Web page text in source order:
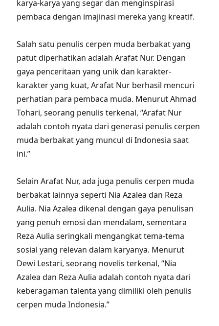
karya-karya yang segar dan menginspirasi
pembaca dengan imajinasi mereka yang kreatif.
Salah satu penulis cerpen muda berbakat yang
patut diperhatikan adalah Arafat Nur. Dengan
gaya penceritaan yang unik dan karakter-
karakter yang kuat, Arafat Nur berhasil mencuri
perhatian para pembaca muda. Menurut Ahmad
Tohari, seorang penulis terkenal, “Arafat Nur
adalah contoh nyata dari generasi penulis cerpen
muda berbakat yang muncul di Indonesia saat
ini.”
Selain Arafat Nur, ada juga penulis cerpen muda
berbakat lainnya seperti Nia Azalea dan Reza
Aulia. Nia Azalea dikenal dengan gaya penulisan
yang penuh emosi dan mendalam, sementara
Reza Aulia seringkali mengangkat tema-tema
sosial yang relevan dalam karyanya. Menurut
Dewi Lestari, seorang novelis terkenal, “Nia
Azalea dan Reza Aulia adalah contoh nyata dari
keberagaman talenta yang dimiliki oleh penulis
cerpen muda Indonesia.”